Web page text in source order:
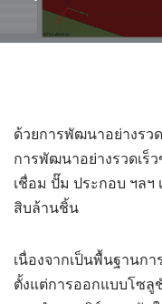
ด้วยการพัฒนาอย่างรว
การพัฒนาอย่างรวดเร็
เชื่อม ปั๊ม ประกอบ ฯลฯ
สิบล้านชิ้น
เนื่องจากเป็นพื้นฐานก
ตั้งแต่การออกแบบโซลู